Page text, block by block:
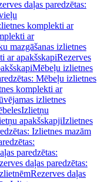
daļas paredzētas:
komplekti ar
ar
mazgāšanas izlietnes
ar apakšskapiRezerves
Mēbeļu izlietnes
Mēbeļu izlietnes
komplekti ar
izlietnes
Izlietņu
apakšskapjiIzlietnes
Izlietnes mazām
paredzētas:
daļas paredzētas:
Rezerves daļas